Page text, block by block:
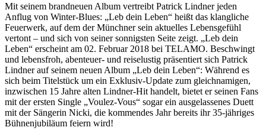
Mit seinem brandneuen Album vertreibt Patrick Lindner jeden
Anflug von Winter-Blues: „Leb dein Leben“ heißt das klangliche
Feuerwerk, auf dem der Münchner sein aktuelles Lebensgefühl
vertont – und sich von seiner sonnigsten Seite zeigt. „Leb dein
Leben“ erscheint am 02. Februar 2018 bei TELAMO. Beschwingt
und lebensfroh, abenteuer- und reiselustig präsentiert sich Patrick
Lindner auf seinem neuen Album „Leb dein Leben“: Während es
sich beim Titelstück um ein Exklusiv-Update zum gleichnamigen,
inzwischen 15 Jahre alten Lindner-Hit handelt, bietet er seinen Fans
mit der ersten Single „Voulez-Vous“ sogar ein ausgelassenes Duett
mit der Sängerin Nicki, die kommendes Jahr bereits ihr 35-jähriges
Bühnenjubiläum feiern wird!